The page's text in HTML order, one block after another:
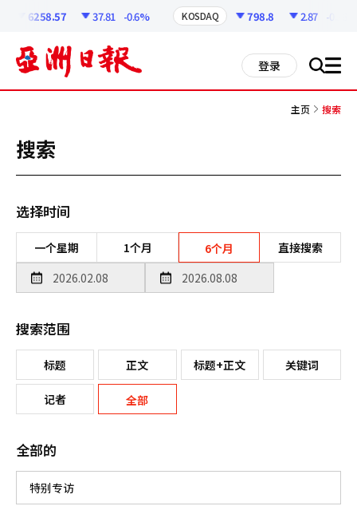
6258.57 37.81 -0.6% KOSDAQ 798.8 2.87 -0.36%
登录 搜 all
主页 搜索
搜索
选择时间
一个星期 1个月 6个月 直接搜索
搜索范围
标题 正文 标题+正文 关键词
记者 全部
全部的